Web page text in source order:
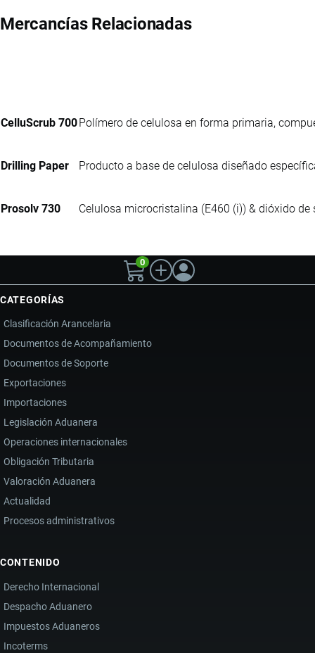
Mercancías Relacionadas
CelluScrub 700 Polímero de celulosa en forma primaria,
Drilling Paper Producto a base de celulosa diseñado
Prosolv 730 Celulosa microcristalina (E460 (i)) & dióxido
0
CATEGORÍAS
Clasificación Arancelaria
Documentos de Acompañamiento
Documentos de Soporte
Exportaciones
Importaciones
Legislación Aduanera
Operaciones internacionales
Obligación Tributaria
Valoración Aduanera
Actualidad
Procesos administrativos
CONTENIDO
Derecho Internacional
Despacho Aduanero
Impuestos Aduaneros
Incoterms